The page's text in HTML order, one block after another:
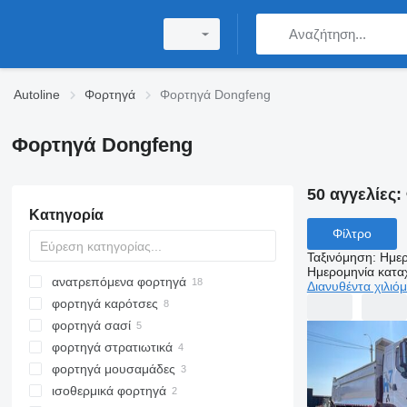
Autoline Φορτηγά Φορτηγά Dongfeng
Φορτηγά Dongfeng
Κατηγορία
ανατρεπόμενα φορτηγά
φορτηγά καρότσες
φορτηγά σασί
φορτηγά στρατιωτικά
φορτηγά μουσαμάδες
ισοθερμικά φορτηγά
50 αγγελίες:
Φίλτρο
Ταξινόμηση:
Ημερομηνία
Διανυθέντα